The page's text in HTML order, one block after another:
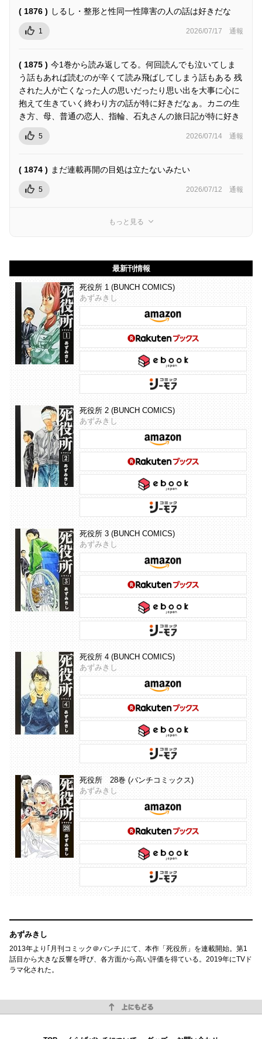
( 1876 ) しるし・整形と性同一性障害の人の話は好きだな
1 2026/07/17 通報
( 1875 ) 今1巻から読み返してる。何回読んでも泣いてしま
う話もあれば読むのが辛くて読み飛ばしてしまう話もある 残
された人が亡くなった人の思いだったり思い出を大事に心に
抱えて生きていく終わり方の話が特に好きだなぁ。カニの生
き方、母、普通の恋人、指輪、石丸さんの旅日記が特に好き
5 2026/07/14 通報
( 1874 ) まだ連載再開の目処は立たないみたい
5 2026/07/12 通報
もっと見る
最新刊情報
死役所 1 (BUNCH COMICS)
あずみきし
死役所 2 (BUNCH COMICS)
あずみきし
死役所 3 (BUNCH COMICS)
あずみきし
死役所 4 (BUNCH COMICS)
あずみきし
死役所 28巻 (バンチコミックス)
あずみきし
あずみきし
2013年より｢月刊コミック＠バンチ｣にて、本作「死役所」を連載開始。第1
話目から大きな反響を呼び、各方面から高い評価を得ている。2019年にTVド
ラマ化された。